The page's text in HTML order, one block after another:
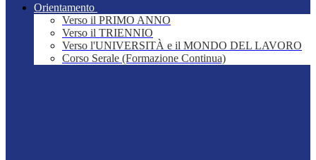
Orientamento
Verso il PRIMO ANNO
Verso il TRIENNIO
Verso l'UNIVERSITÀ e il MONDO DEL LAVORO
Corso Serale (Formazione Continua)